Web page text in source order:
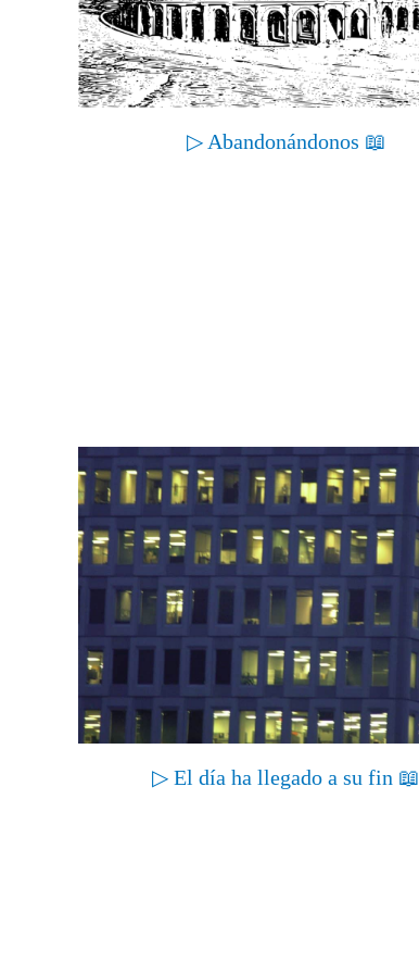
▷ Abandonándonos 📖
▷ El día ha llegado a su fin 📖